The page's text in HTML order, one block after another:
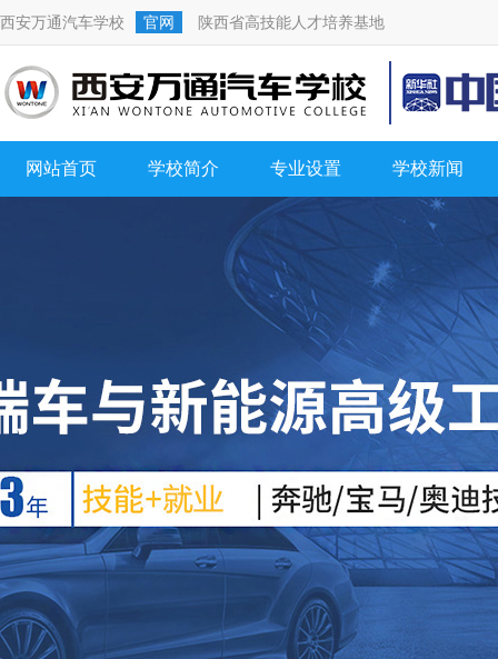
西安万通汽车学校 官网 陕西省高技能人才培养基地
网站首页 学校简介 专业设置 学校新闻